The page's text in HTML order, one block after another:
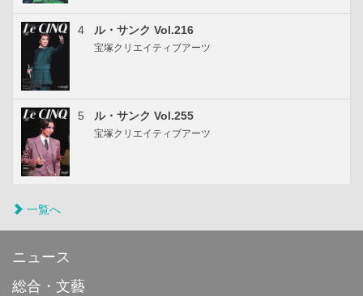
4 ル・サンク Vol.216
宝塚クリエイティブアーツ
5 ル・サンク Vol.255
宝塚クリエイティブアーツ
一覧へ
ニュース
総合・文藝